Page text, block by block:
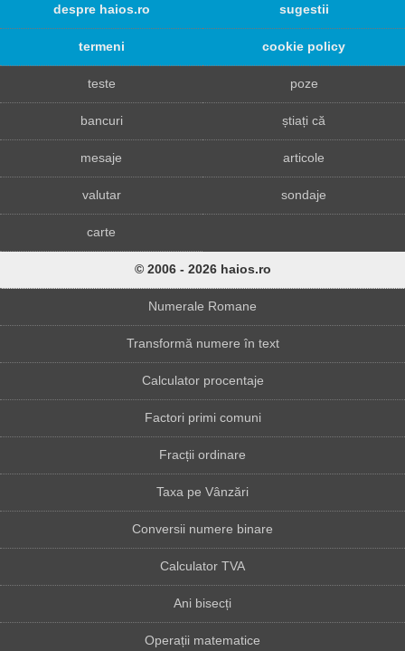
despre haios.ro sugestii
termeni cookie policy
teste poze
bancuri știați că
mesaje articole
valutar sondaje
carte
© 2006 - 2026 haios.ro
Numerale Romane
Transformă numere în text
Calculator procentaje
Factori primi comuni
Fracții ordinare
Taxa pe Vânzări
Conversii numere binare
Calculator TVA
Ani bisecți
Operații matematice